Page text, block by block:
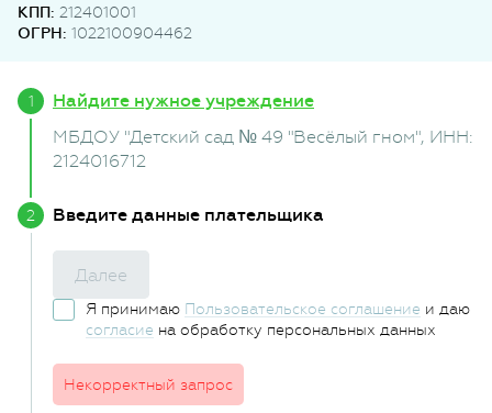
КПП: 212401001
ОГРН: 1022100904462
Найдите нужное учреждение
МБДОУ "Детский сад № 49 "Весёлый гном", ИНН:
2124016712
Введите данные плательщика
Далее
Я принимаю Пользовательское соглашение и даю
согласие на обработку персональных данных
Некорректный запрос